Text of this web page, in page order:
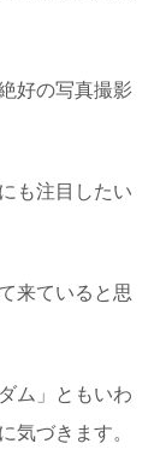
好の写真撮影
も注目したい
来ていると思
ム」ともいわ
気づきます。